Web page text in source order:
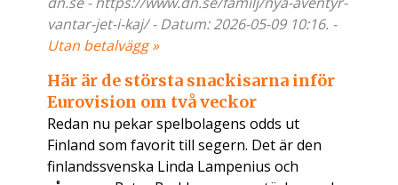
vantar-jet-i-kaj/ - Datum: 2026-05-09 10:16. -
Utan betalvägg »
Här är de största snackisarna inför
Eurovision om två veckor
Redan nu pekar spelbolagens odds ut
Finland som favorit till segern. Det är den
finlandssvenska Linda Lampenius och